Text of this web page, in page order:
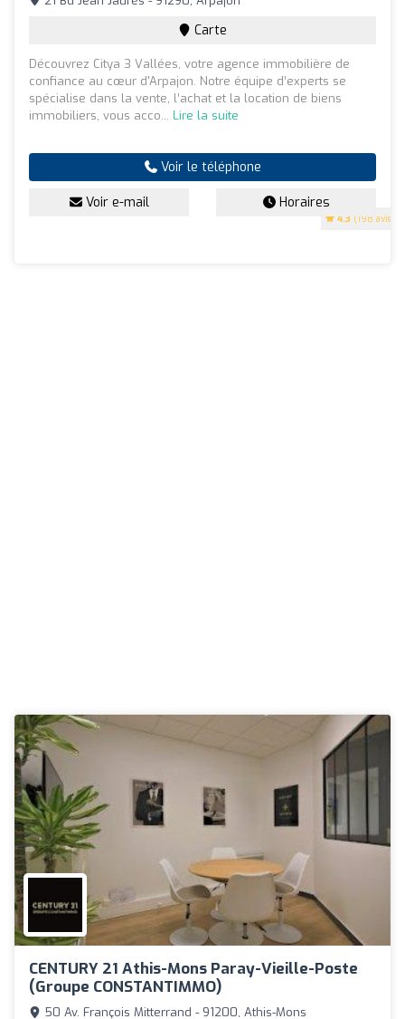
4.3 (198 avis)
Carte
Découvrez Citya 3 Vallées, votre agence immobilière de
confiance au cœur d'Arpajon. Notre équipe d’experts se
spécialise dans la vente, l’achat et la location de biens
immobiliers, vous acco... Lire la suite
Voir le téléphone
Voir e-mail Horaires
CENTURY 21 Athis-Mons Paray-Vieille-Poste
(Groupe CONSTANTIMMO)
50 Av. François Mitterrand - 91200, Athis-Mons